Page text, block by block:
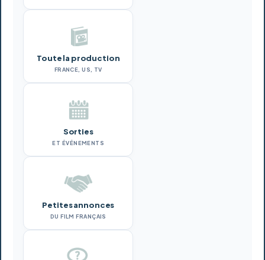
Toute la production
FRANCE, US, TV
Sorties
ET ÉVÉNEMENTS
Petites annonces
DU FILM FRANÇAIS